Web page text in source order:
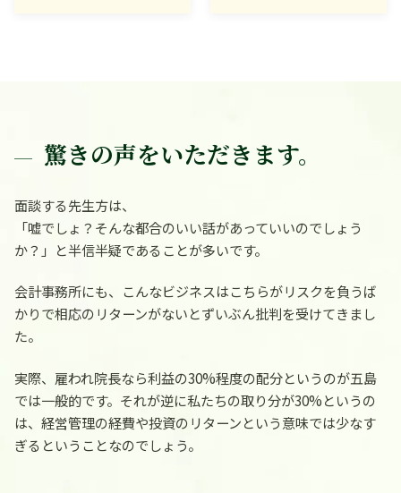
驚きの声をいただきます。
面談する先生方は、
「嘘でしょ？そんな都合のいい話があっていいのでしょう
か？」 と半信半疑であることが多いです。
会計事務所にも、こんなビジネスはこちらがリスクを負うば
かりで相応のリターンがないとずいぶん批判を受けてきまし
た。
実際、雇われ院長なら利益の30%程度の配分というのが五島
では一般的です。それが逆に私たちの取り分が30%というの
は、経営管理の経費や投資のリターンという意味では少なす
ぎるということなのでしょう。